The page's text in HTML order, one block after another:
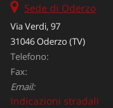
Sede di Oderzo
Via Verdi, 97
31046 Oderzo (TV)
Telefono:
Fax:
Email:
Indicazioni stradali